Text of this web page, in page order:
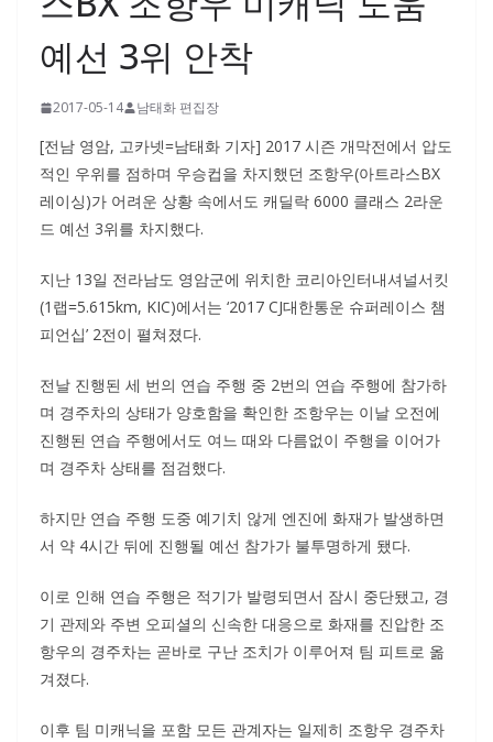
예선 3위 안착
2017-05-14 남태화 편집장
[전남 영암, 고카넷=남태화 기자] 2017 시즌 개막전에서 압도
적인 우위를 점하며 우승컵을 차지했던 조항우(아트라스BX
레이싱)가 어려운 상황 속에서도 캐딜락 6000 클래스 2라운
드 예선 3위를 차지했다.
지난 13일 전라남도 영암군에 위치한 코리아인터내셔널서킷
(1랩=5.615km, KIC)에서는 ‘2017 CJ대한통운 슈퍼레이스 챔
피언십’ 2전이 펼쳐졌다.
전날 진행된 세 번의 연습 주행 중 2번의 연습 주행에 참가하
며 경주차의 상태가 양호함을 확인한 조항우는 이날 오전에
진행된 연습 주행에서도 여느 때와 다름없이 주행을 이어가
며 경주차 상태를 점검했다.
하지만 연습 주행 도중 예기치 않게 엔진에 화재가 발생하면
서 약 4시간 뒤에 진행될 예선 참가가 불투명하게 됐다.
이로 인해 연습 주행은 적기가 발령되면서 잠시 중단됐고, 경
기 관제와 주변 오피셜의 신속한 대응으로 화재를 진압한 조
항우의 경주차는 곧바로 구난 조치가 이루어져 팀 피트로 옮
겨졌다.
이후 팀 미캐닉을 포함 모든 관계자는 일제히 조항우 경주차